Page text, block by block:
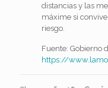
distancias y las
máxime si
riesgo.
Fuente: Gobierno
https://